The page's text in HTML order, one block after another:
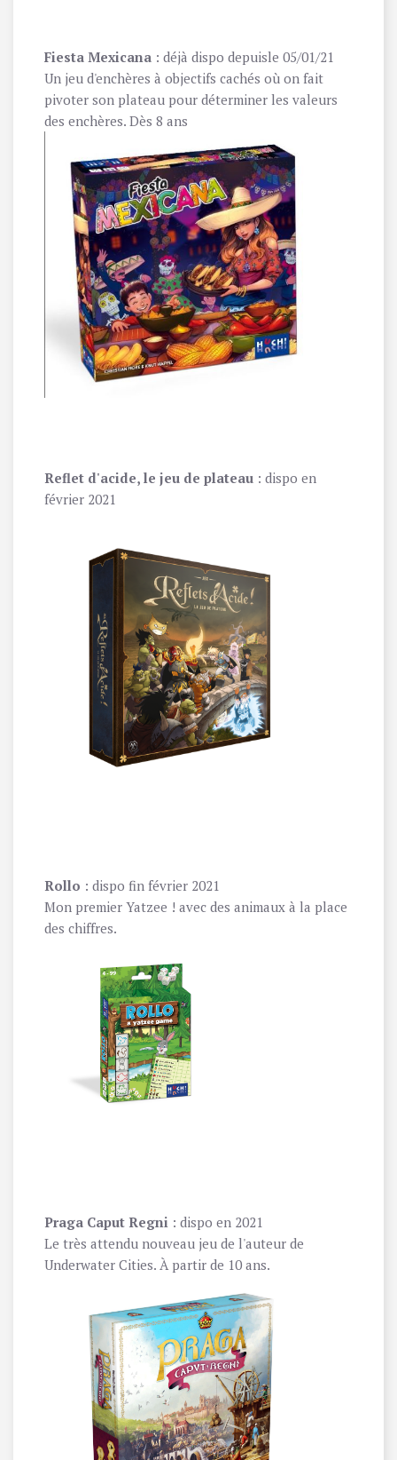
Fiesta Mexicana : déjà dispo depuisle 05/01/21
Un jeu d'enchères à objectifs cachés où on fait
pivoter son plateau pour déterminer les valeurs
des enchères. Dès 8 ans
Reflet d'acide, le jeu de plateau : dispo en
février 2021
Rollo : dispo fin février 2021
Mon premier Yatzee ! avec des animaux à la place
des chiffres.
Praga Caput Regni : dispo en 2021
Le très attendu nouveau jeu de l'auteur de
Underwater Cities. À partir de 10 ans.